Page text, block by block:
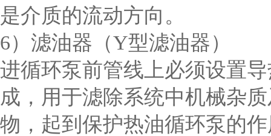
是介质的流动方向。
6）滤油器（Y型滤油器）
进循环泵前管线上必须设置
成，用于滤除系统中机械杂
物，起到保护热油循环泵的